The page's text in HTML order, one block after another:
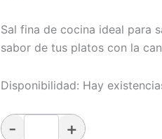
Sal fina de cocina ideal para
sabor de tus platos con la
Disponibilidad: Hay